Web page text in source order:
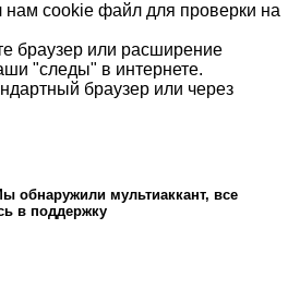
cookie файл для проверки на
браузер или расширение
"следы" в интернете.
браузер или через
обнаружили мультиаккант, все
в поддержку